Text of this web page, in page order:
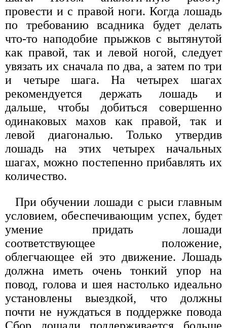
провести и с правой ноги. Когда лошадь
по требованию всадника будет делать
что-то наподобие прыжков с вытянутой
как правой, так и левой ногой, следует
увязать их сначала по два, а затем по три
и четыре шага. На четырех шагах
рекомендуется держать лошадь и
дальше, чтобы добиться совершенно
одинаковых махов как правой, так и
левой диагональю. Только утвердив
лошадь на этих четырех начальных
шагах, можно постепенно прибавлять их
количество.
При обучении лошади с рыси главным
условием, обеспечивающим успех, будет
умение придать лошади
соответствующее положение,
облегчающее ей это движение. Лошадь
должна иметь очень тонкий упор на
повод, голова и шея настолько идеально
установлены выездкой, что должны
почти не нуждаться в поддержке повода